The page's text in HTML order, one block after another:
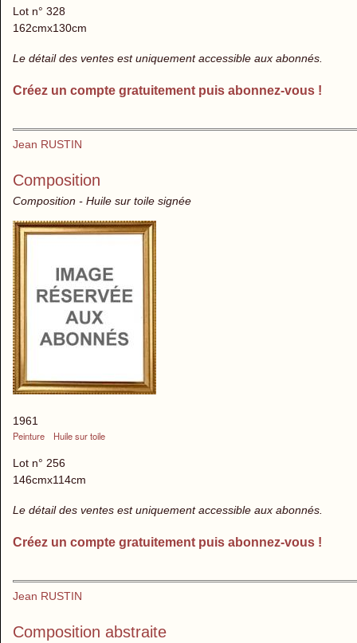
Lot n° 328
162cmx130cm
Le détail des ventes est uniquement accessible aux abonnés.
Créez un compte gratuitement puis abonnez-vous !
Jean RUSTIN
Composition
Composition - Huile sur toile signée
1961
Peinture
Huile sur toile
Lot n° 256
146cmx114cm
Le détail des ventes est uniquement accessible aux abonnés.
Créez un compte gratuitement puis abonnez-vous !
Jean RUSTIN
Composition abstraite